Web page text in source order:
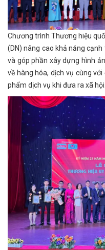
Chương trình Thương hiệu
(DN) nâng cao khả năng
và góp phần xây dựng hình
về hàng hóa, dịch vụ cùng
phẩm dịch vụ khi đưa ra xã hội.